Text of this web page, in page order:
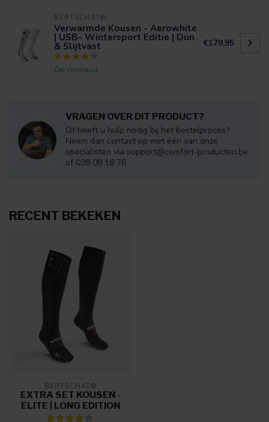
BERTSCHAT®
Verwarmde Kousen - Aerowhite
| USB- Wintersport Editie | Dun
& Slijtvast
Op voorraad
€179,95
VRAGEN OVER DIT PRODUCT?
Of heeft u hulp nodig bij het bestelproces?
Neem dan contact op met één van onze
specialisten via support@comfort-producten.be
of 038 08 18 78
RECENT BEKEKEN
BERTSCHAT®
EXTRA SET KOUSEN -
ELITE | LONG EDITION